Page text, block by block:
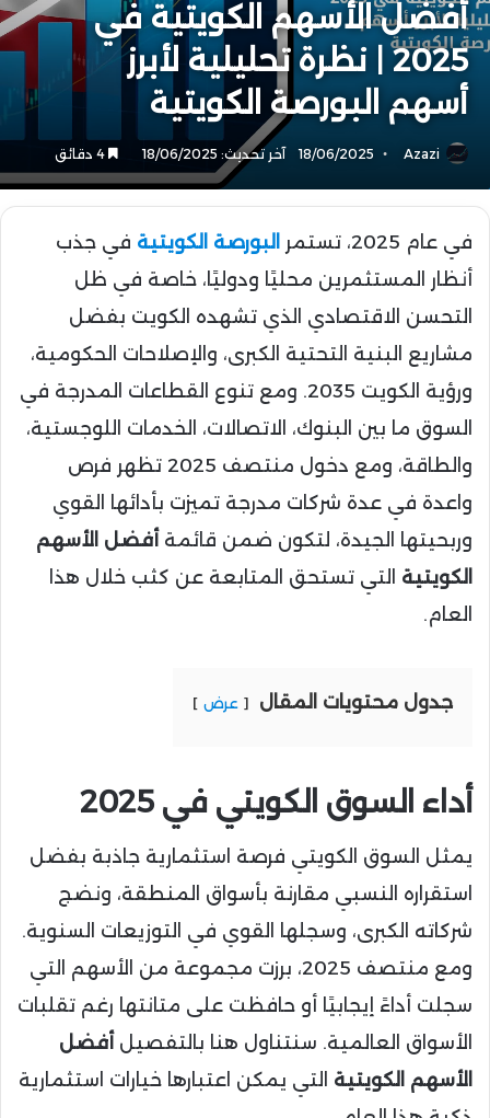
أفضل الأسهم الكويتية في
2025 | نظرة تحليلية لأبرز
أسهم البورصة الكويتية
Azazi
18/06/2025 آخر تحديث: 18/06/2025
في عام 2025، تستمر البورصة الكويتية في جذب
أنظار المستثمرين محليًا ودوليًا، خاصة في ظل
التحسن الاقتصادي الذي تشهده الكويت بفضل
مشاريع البنية التحتية الكبرى، والإصلاحات الحكومية،
ورؤية الكويت 2035. ومع تنوع القطاعات المدرجة في
السوق ما بين البنوك، الاتصالات، الخدمات اللوجستية،
والطاقة، ومع دخول منتصف 2025 تظهر فرص
واعدة في عدة شركات مدرجة تميزت بأدائها القوي
وربحيتها الجيدة، لتكون ضمن قائمة أفضل الأسهم
الكويتية التي تستحق المتابعة عن كثب خلال هذا
العام.
جدول محتويات المقال عرض
أداء السوق الكويتي في 2025
يمثل السوق الكويتي فرصة استثمارية جاذبة بفضل
استقراره النسبي مقارنة بأسواق المنطقة، ونضج
شركاته الكبرى، وسجلها القوي في التوزيعات السنوية.
ومع منتصف 2025، برزت مجموعة من الأسهم التي
سجلت أداءً إيجابيًا أو حافظت على متانتها رغم تقلبات
الأسواق العالمية. سنتناول هنا بالتفصيل أفضل
الأسهم الكويتية التي يمكن اعتبارها خيارات استثمارية